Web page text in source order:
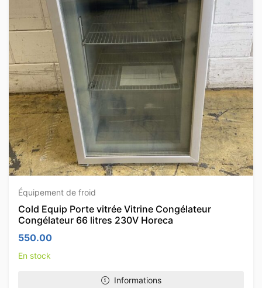
Équipement de froid
Cold Equip Porte vitrée Vitrine Congélateur
Congélateur 66 litres 230V Horeca
550.00
En stock
Informations